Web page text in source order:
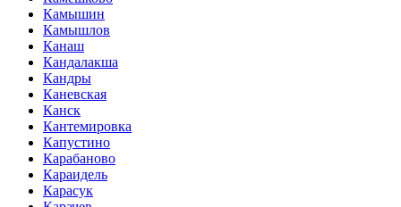
Камышин
Камышлов
Канаш
Кандалакша
Кандры
Каневская
Канск
Кантемировка
Капустино
Карабаново
Караидель
Карасук